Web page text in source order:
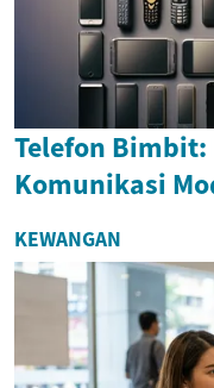
Telefon Bimbit:
Komunikasi
KEWANGAN